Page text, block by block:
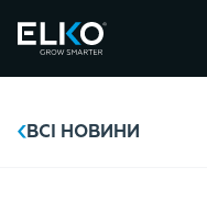
ВСІ НОВИНИ